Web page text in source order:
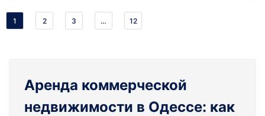
1 2 3 … 12
Аренда коммерческой
недвижимости в Одессе: как